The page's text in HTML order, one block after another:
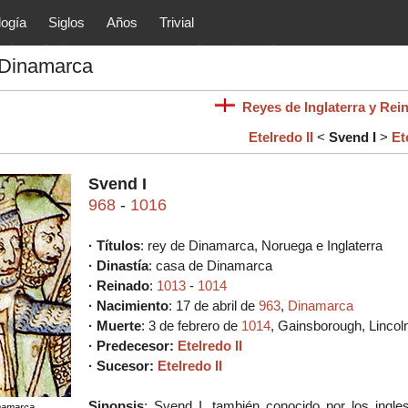
y principales
arte, cultura, etc.) de la
Siglos Años Trivial
Reyes de Inglaterra y
Etelredo II < Svend I >
Svend I
968 - 1016
· Títulos: rey de Dinamarca, Noruega e Inglaterra
· Dinastía: casa de Dinamarca
· Reinado: 1013 - 1014
· Nacimiento: 17 de abril de 963, Dinamarca
· Muerte: 3 de febrero de 1014, Gainsborough,
· Predecesor: Etelredo II
· Sucesor: Etelredo II